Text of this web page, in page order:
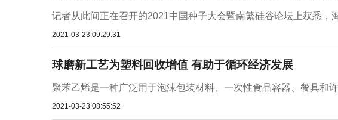
记者从此间正在召开的2021中国种子大会暨南繁硅谷论坛上获悉，
2021-03-23 09:29:31
球磨新工艺为塑料回收增值 有助于循环经济发展
聚苯乙烯是一种广泛用于泡沫包装材料、一次性食品容器、餐具和
2021-03-23 08:55:52